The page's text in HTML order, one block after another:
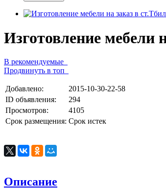
Изготовление мебели
В рекомендуемые
Продвинуть в топ
Добавлено:
2015-10-30-22-58
ID объявления:
294
Просмотров:
4105
Срок размещения: Срок истек
Описание